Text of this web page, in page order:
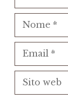
Nome
Email
Sito
web